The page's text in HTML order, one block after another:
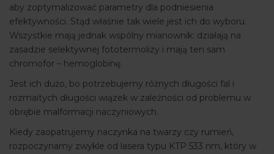
aby zoptymalizować parametry dla podniesienia
efektywności. Stąd właśnie tak wiele jest ich do wyboru.
Wszystkie mają jednak wspólny mianownik: działają na
zasadzie selektywnej fototermolizy i mają ten sam
chromofor – hemoglobinę.
Jest ich dużo, bo potrzebujemy różnych długości fal i
rozmaitych długości wiązek w zależności od problemu w
obrębie malformacji naczyniowych.
Kiedy zaopatrujemy naczynka na twarzy czy rumień,
rozpoczynamy zwykle od lasera typu KTP 533 nm, który w